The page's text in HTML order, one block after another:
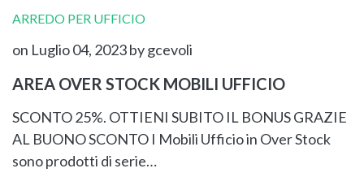
ARREDO PER UFFICIO
on Luglio 04, 2023by gcevoli
AREA OVER STOCK MOBILI UFFICIO
SCONTO 25%. OTTIENI SUBITO IL BONUS GRAZIE
AL BUONO SCONTO I Mobili Ufficio in Over Stock
sono prodotti di serie…